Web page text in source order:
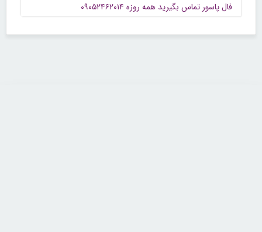
فال پاسور تماس بگیرید همه روزه ۰۹۰۵۲۴۶۲۰۱۴